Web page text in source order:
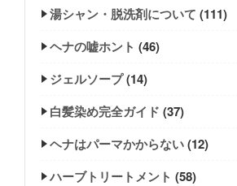
湯シャン・脱洗剤について (111)
ヘナの嘘ホント (46)
ジェルソープ(14)
白髪染め完全ガイド (37)
ヘナはパーマかからない(12)
ハーブトリートメント (58)